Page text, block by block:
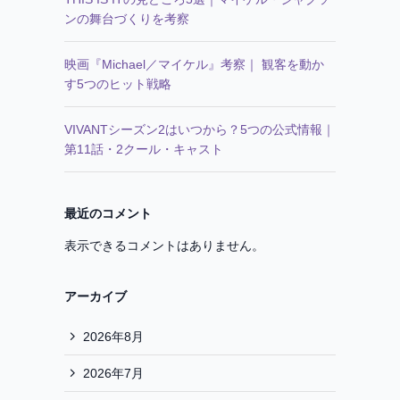
ンの舞台づくりを考察
映画『Michael／マイケル』考察｜ 観客を動か
す5つのヒット戦略
VIVANTシーズン2はいつから？5つの公式情報｜
第11話・2クール・キャスト
最近のコメント
表示できるコメントはありません。
アーカイブ
2026年8月
2026年7月